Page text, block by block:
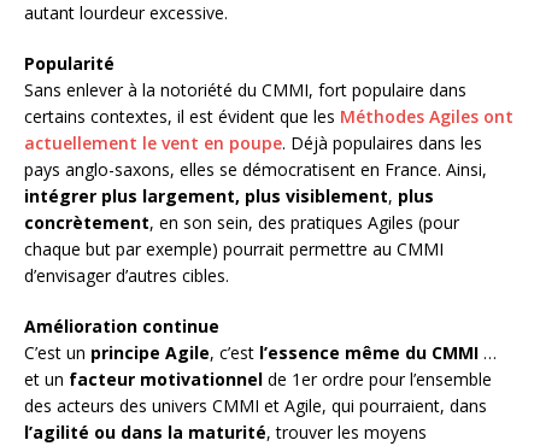
autant lourdeur excessive.
Popularité
Sans enlever à la notoriété du CMMI, fort populaire dans
certains contextes, il est évident que les Méthodes Agiles ont
actuellement le vent en poupe. Déjà populaires dans les
pays anglo-saxons, elles se démocratisent en France. Ainsi,
intégrer plus largement, plus visiblement, plus
concrètement, en son sein, des pratiques Agiles (pour
chaque but par exemple) pourrait permettre au CMMI
d’envisager d’autres cibles.
Amélioration continue
C’est un principe Agile, c’est l’essence même du CMMI …
et un facteur motivationnel de 1er ordre pour l’ensemble
des acteurs des univers CMMI et Agile, qui pourraient, dans
l’agilité ou dans la maturité, trouver les moyens